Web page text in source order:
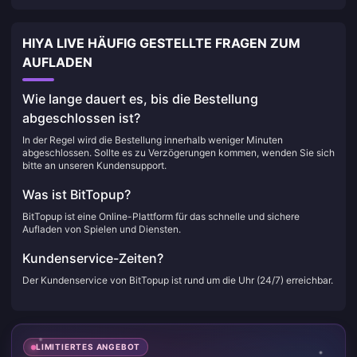
HIYA LIVE HÄUFIG GESTELLTE FRAGEN ZUM
AUFLADEN
Wie lange dauert es, bis die Bestellung
abgeschlossen ist?
In der Regel wird die Bestellung innerhalb weniger Minuten
abgeschlossen. Sollte es zu Verzögerungen kommen, wenden Sie sich
bitte an unseren Kundensupport.
Was ist BitTopup?
BitTopup ist eine Online-Plattform für das schnelle und sichere
Aufladen von Spielen und Diensten.
Kundenservice-Zeiten?
Der Kundenservice von BitTopup ist rund um die Uhr (24/7) erreichbar.
LIMITIERTES ANGEBOT